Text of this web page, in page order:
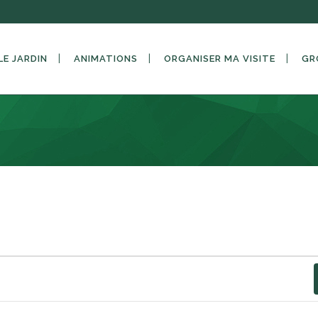
JARDIN ANIMATIONS ORGANISER MA VISITE